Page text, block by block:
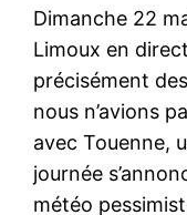
Dimanche 22
Limoux en
précisément
nous n’avions
avec Touenne,
journée
météo